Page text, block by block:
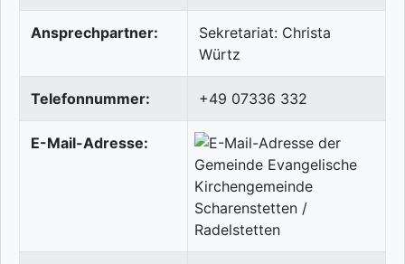
Ansprechpartner:
Sekretariat: Christa
Würtz
Telefonnummer: +49 07336 332
E-Mail-Adresse: